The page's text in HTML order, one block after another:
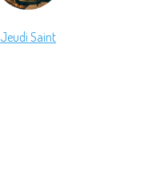
Jeudi Saint